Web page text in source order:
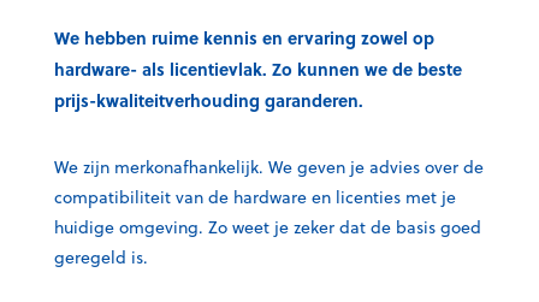
We hebben ruime kennis en ervaring zowel op
hardware- als licentievlak. Zo kunnen we de beste
prijs-kwaliteitverhouding garanderen.
We zijn merkonafhankelijk. We geven je advies over de
compatibiliteit van de hardware en licenties met je
huidige omgeving. Zo weet je zeker dat de basis goed
geregeld is.